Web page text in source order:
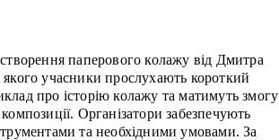
паперового колажу від Дмитра
учасники прослухають короткий
про історію колажу та матимуть змогу
Організатори забезпечують
та необхідними умовами. За
газети, вирізки, зручні ножиці. Також за
роботи можуть взяти участі у колективній